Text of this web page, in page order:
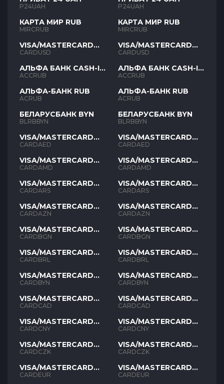
P24UAH
КАРТА МИР RUB
MIRCRUB
VISA/MASTERCARD
USD
CARDUSD
АЛЬФА БАНК CASH-IN
RUB
ACCRUB
АЛЬФА-БАНК RUB
ACRUB
БЕЛАРУСБАНК BYN
BLRBBYN
VISA/MASTERCARD
AED
CARDAED
VISA/MASTERCARD
AMD
CARDAMD
VISA/MASTERCARD
ARS
CARDARS
VISA/MASTERCARD
AZN
CARDAZN
VISA/MASTERCARD
BGN
CARDBGN
VISA/MASTERCARD
BRL
CARDBRL
VISA/MASTERCARD
BYN
CARDBYN
VISA/MASTERCARD
CAD
CARDCAD
VISA/MASTERCARD
CNY
CARDCNY
VISA/MASTERCARD
CZK
CARDCZK
VISA/MASTERCARD
EUR
CARDEUR
P24UAH
КАРТА МИР RUB
MIRCRUB
VISA/MASTERCARD
USD
CARDUSD
АЛЬФА БАНК CASH-IN
RUB
ACCRUB
АЛЬФА-БАНК RUB
ACRUB
БЕЛАРУСБАНК BYN
BLRBBYN
VISA/MASTERCARD
AED
CARDAED
VISA/MASTERCARD
AMD
CARDAMD
VISA/MASTERCARD
ARS
CARDARS
VISA/MASTERCARD
AZN
CARDAZN
VISA/MASTERCARD
BGN
CARDBGN
VISA/MASTERCARD
BRL
CARDBRL
VISA/MASTERCARD
BYN
CARDBYN
VISA/MASTERCARD
CAD
CARDCAD
VISA/MASTERCARD
CNY
CARDCNY
VISA/MASTERCARD
CZK
CARDCZK
VISA/MASTERCARD
EUR
CARDEUR